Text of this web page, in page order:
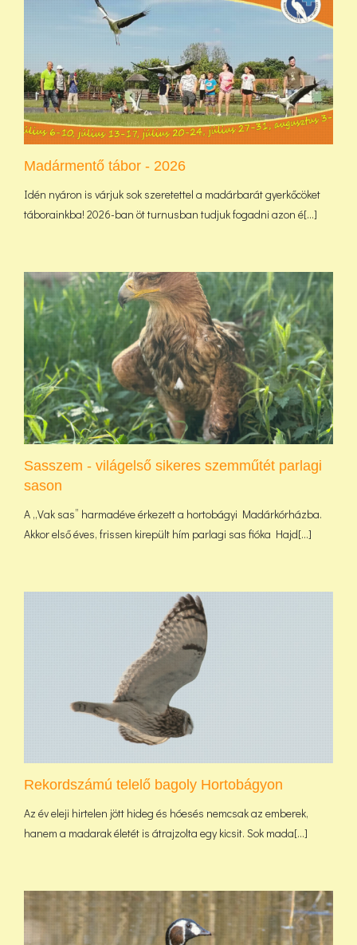
Madármentő tábor - 2026
Idén nyáron is várjuk sok szeretettel a madárbarát gyerkőcöket
táborainkba! 2026-ban öt turnusban tudjuk fogadni azon é[...]
Sasszem - világelső sikeres szemműtét parlagi
sason
A „Vak sas” harmadéve érkezett a hortobágyi Madárkórházba.
Akkor első éves, frissen kirepült hím parlagi sas fióka Hajd[...]
Rekordszámú telelő bagoly Hortobágyon
Az év eleji hirtelen jött hideg és hóesés nemcsak az emberek,
hanem a madarak életét is átrajzolta egy kicsit. Sok mada[...]